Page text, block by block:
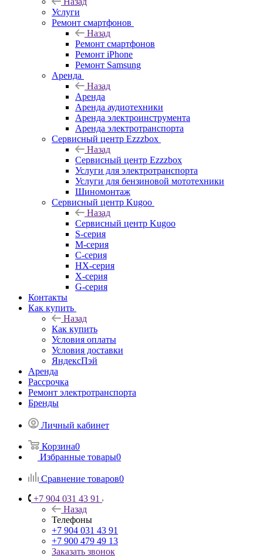
Услуги
Ремонт смартфонов
Назад
Ремонт смартфонов
Ремонт iPhone
Ремонт Samsung
Аренда
Назад
Аренда
Аренда аудиотехники
Аренда электроинструмента
Аренда электротранспорта
Сервисный центр Ezzzbox
Назад
Сервисный центр Ezzzbox
Услуги для электротранспорта
Услуги для бензиновой мототехники
Шиномонтаж
Сервисный центр Kugoo
Назад
Сервисный центр Kugoo
S-cерия
M-серия
С-серия
HX-серия
X-серия
G-серия
Контакты
Как купить
Назад
Как купить
Условия оплаты
Условия доставки
ЯндексПэй
Аренда
Рассрочка
Ремонт электротранспорта
Бренды
Личный кабинет
Корзина0
Избранные товары0
Сравнение товаров0
+7 904 031 43 91
Назад
Телефоны
+7 904 031 43 91
+7 900 479 49 13
Заказать звонок